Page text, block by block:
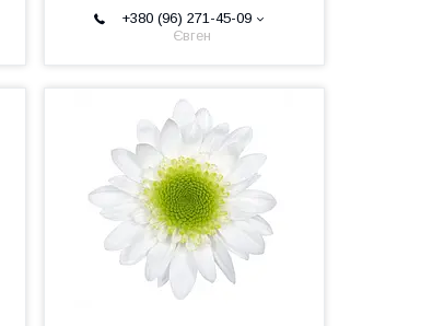
+380 (96) 271-45-09
Євген